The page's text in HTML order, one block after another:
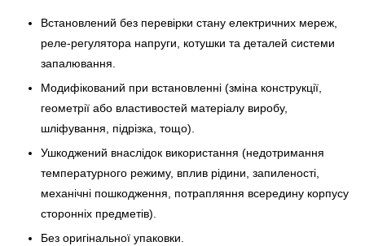
Встановлений без перевірки стану електричних мереж,
реле-регулято­ра напруги, котушки та деталей системи
запалювання.
Модифікований при встановленні (зміна конструкції,
геометрії або властивостей матеріалу виробу,
шліфування, підрізка, тощо).
Ушкоджений внаслідок використання (недотримання
температурного режиму, вплив рідини, запиленості,
механічні пошкодження, потрапляння всередину корпусу
сторонніх предметів).
Без оригінальної упаковки.